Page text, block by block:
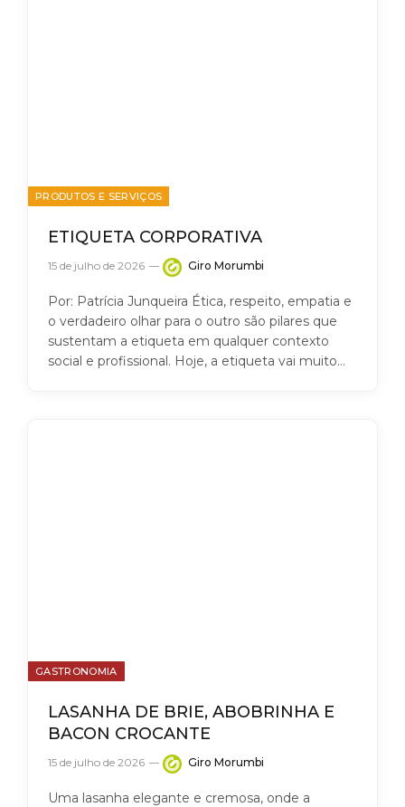
PRODUTOS E SERVIÇOS
ETIQUETA CORPORATIVA
15 de julho de 2026 Giro Morumbi
Por: Patrícia Junqueira Ética, respeito, empatia e
o verdadeiro olhar para o outro são pilares que
sustentam a etiqueta em qualquer contexto
social e profissional. Hoje, a etiqueta vai muito…
GASTRONOMIA
LASANHA DE BRIE, ABOBRINHA E
BACON CROCANTE
15 de julho de 2026 Giro Morumbi
Uma lasanha elegante e cremosa, onde a